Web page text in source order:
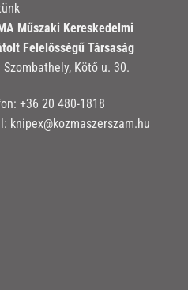
Műszaki Kereskedelmi
Felelősségű Társaság
Szombathely, Kötő u. 30.
+36 20 480-1818
knipex@kozmaszerszam.hu